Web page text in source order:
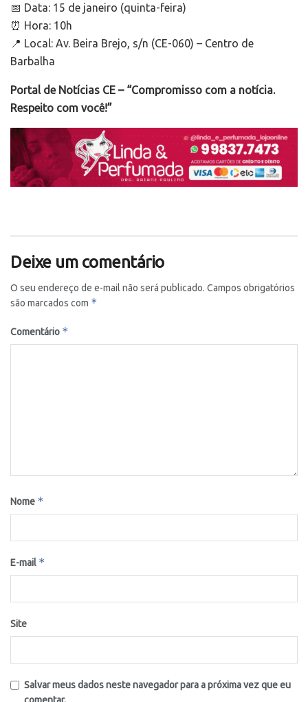
📅 Data: 15 de janeiro (quinta-feira)
⏰ Hora: 10h
📍 Local: Av. Beira Brejo, s/n (CE-060) – Centro de
Barbalha
Portal de Notícias CE – “Compromisso com a notícia.
Respeito com você!”
Deixe um comentário
O seu endereço de e-mail não será publicado. Campos obrigatórios
são marcados com *
Comentário *
Nome *
E-mail *
Site
Salvar meus dados neste navegador para a próxima vez que eu